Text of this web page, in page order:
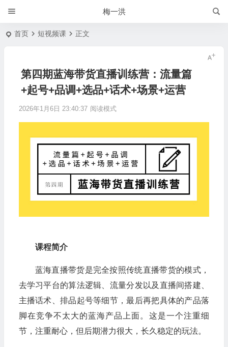
梅一洪
首页 短视频课 正文
第四期蓝海带货直播训练营：流量篇
+起号+品调+选品+话术+场景+运营
2026年1月6日 23:40:37 阅读模式
课程简介
蓝海直播带货是完全按照传统直播带货的模式，
去学习平台的算法逻辑、流量分发以及直播间搭建、
主播话术、排品起号等细节，最后再把具体的产品落
脚在竞争不太大的蓝海产品上面。这是一个注重细
节，注重耐心，但后期潜力很大，长久稳定的玩法。